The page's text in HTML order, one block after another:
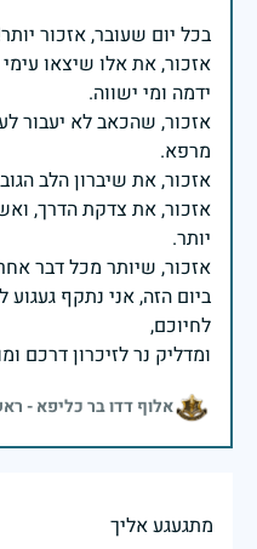
אזכור, את אלו שיצאו
אזכור, שהכאב לא יעבור
אזכור, את צדקת הדרך,
ביום הזה, אני נתקף געגוע
ומדליק נר לזיכרון דרכם
אלוף דדו בר כליפא -
מתגעגע אליך